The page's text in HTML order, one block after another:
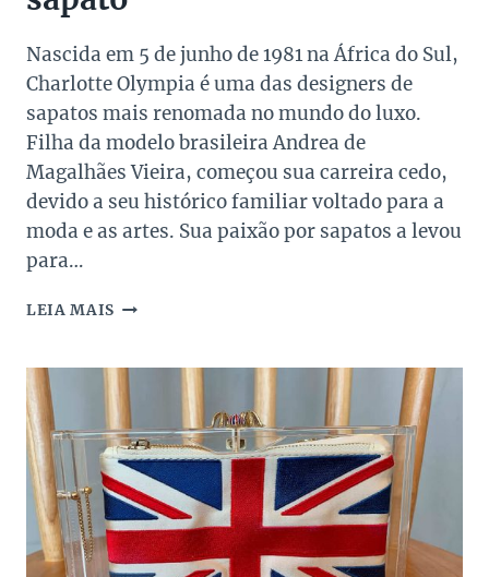
Nascida em 5 de junho de 1981 na África do Sul,
Charlotte Olympia é uma das designers de
sapatos mais renomada no mundo do luxo.
Filha da modelo brasileira Andrea de
Magalhães Vieira, começou sua carreira cedo,
devido a seu histórico familiar voltado para a
moda e as artes. Sua paixão por sapatos a levou
para…
LEIA MAIS CHARLOTTE
GLAMOUR
EM
DE
SAPATO